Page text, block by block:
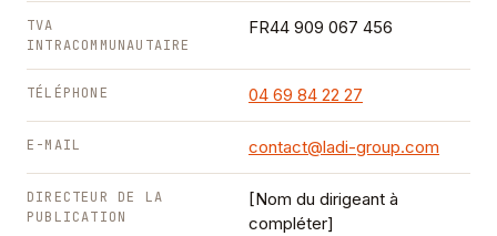
TVA
INTRACOMMUNAUTAIRE
FR44 909 067 456
TÉLÉPHONE 04 69 84 22 27
E-MAIL contact@ladi-group.com
DIRECTEUR DE LA
PUBLICATION
[Nom du dirigeant à
compléter]